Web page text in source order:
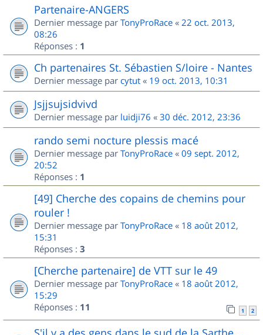
Partenaire-ANGERS
Dernier message par TonyProRace « 22 oct. 2013,
08:26
Réponses : 1
Ch partenaires St. Sébastien S/loire - Nantes
Dernier message par cytut « 19 oct. 2013, 10:31
Jsjjsujsidvivd
Dernier message par luidji76 « 30 déc. 2012, 23:36
rando semi nocture plessis macé
Dernier message par TonyProRace « 09 sept. 2012,
20:52
Réponses : 1
[49] Cherche des copains de chemins pour
rouler !
Dernier message par TonyProRace « 18 août 2012,
15:31
Réponses : 3
[Cherche partenaire] de VTT sur le 49
Dernier message par TonyProRace « 18 août 2012,
15:29
Réponses : 11 1 2